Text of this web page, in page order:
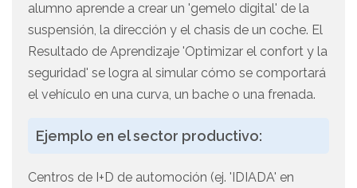
alumno aprende a crear un 'gemelo digital' de la
suspensión, la dirección y el chasis de un coche. El
Resultado de Aprendizaje 'Optimizar el confort y la
seguridad' se logra al simular cómo se comportará
el vehículo en una curva, un bache o una frenada.
Ejemplo en el sector productivo:
Centros de I+D de automoción (ej. 'IDIADA' en